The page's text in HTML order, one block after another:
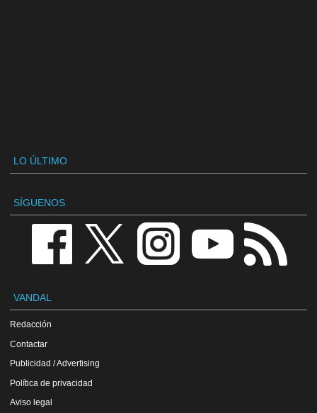
LO ÚLTIMO
SÍGUENOS
VANDAL
Redacción
Contactar
Publicidad / Advertising
Política de privacidad
Aviso legal